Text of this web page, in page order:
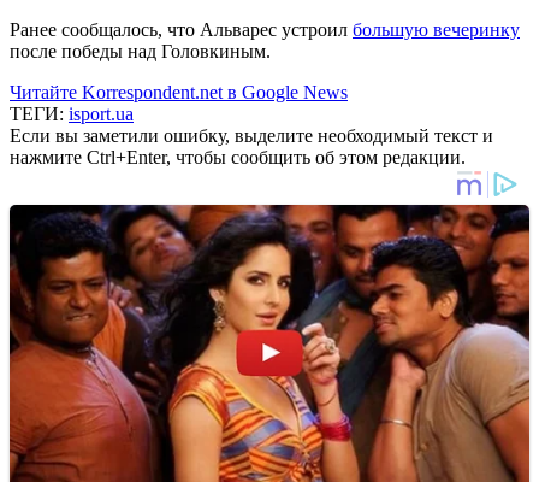
Ранее сообщалось, что Альварес устроил большую вечеринку
после победы над Головкиным.
Читайте Korrespondent.net в Google News
ТЕГИ: isport.ua
Если вы заметили ошибку, выделите необходимый текст и
нажмите Ctrl+Enter, чтобы сообщить об этом редакции.